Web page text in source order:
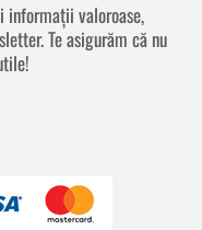
informații valoroase,
Te asigurăm că nu